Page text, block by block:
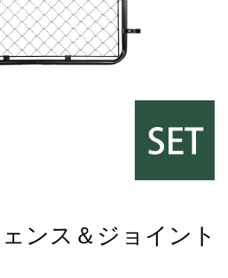
ンス＆ジョイント